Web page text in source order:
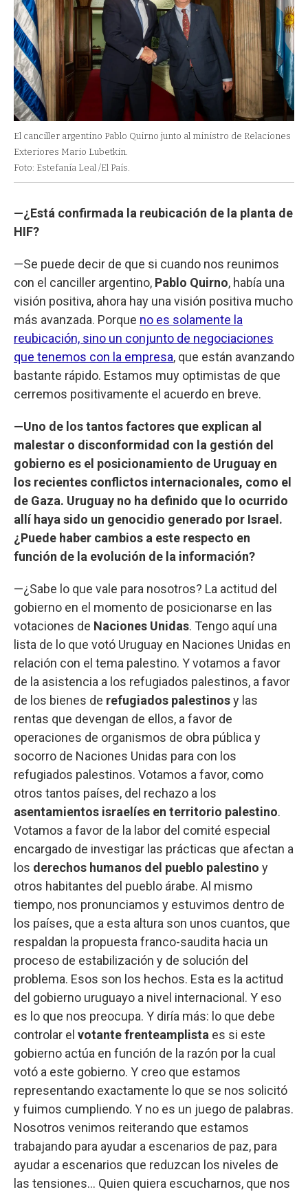
El canciller argentino Pablo Quirno junto al ministro de Relaciones
Exteriores Mario Lubetkin.
Foto: Estefanía Leal /El País.
—¿Está confirmada la reubicación de la planta de
HIF?
—Se puede decir de que si cuando nos reunimos
con el canciller argentino, Pablo Quirno, había una
visión positiva, ahora hay una visión positiva mucho
más avanzada. Porque no es solamente la
reubicación, sino un conjunto de negociaciones
que tenemos con la empresa, que están avanzando
bastante rápido. Estamos muy optimistas de que
cerremos positivamente el acuerdo en breve.
—Uno de los tantos factores que explican al
malestar o disconformidad con la gestión del
gobierno es el posicionamiento de Uruguay en
los recientes conflictos internacionales, como el
de Gaza. Uruguay no ha definido que lo ocurrido
allí haya sido un genocidio generado por Israel.
¿Puede haber cambios a este respecto en
función de la evolución de la información?
—¿Sabe lo que vale para nosotros? La actitud del
gobierno en el momento de posicionarse en las
votaciones de Naciones Unidas. Tengo aquí una
lista de lo que votó Uruguay en Naciones Unidas en
relación con el tema palestino. Y votamos a favor
de la asistencia a los refugiados palestinos, a favor
de los bienes de refugiados palestinosy las
rentas que devengan de ellos, a favor de
operaciones de organismos de obra pública y
socorro de Naciones Unidas para con los
refugiados palestinos. Votamos a favor, como
otros tantos países, del rechazo a los
asentamientos israelíes en territorio palestino.
Votamos a favor de la labor del comité especial
encargado de investigar las prácticas que afectan a
los derechos humanos del pueblo palestino y
otros habitantes del pueblo árabe. Al mismo
tiempo, nos pronunciamos y estuvimos dentro de
los países, que a esta altura son unos cuantos, que
respaldan la propuesta franco-saudita hacia un
proceso de estabilización y de solución del
problema. Esos son los hechos. Esta es la actitud
del gobierno uruguayo a nivel internacional. Y eso
es lo que nos preocupa. Y diría más: lo que debe
controlar el votantefrenteamplista es si este
gobierno actúa en función de la razón por la cual
votó a este gobierno. Y creo que estamos
representando exactamente lo que se nos solicitó
y fuimos cumpliendo. Y no es un juego de palabras.
Nosotros venimos reiterando que estamos
trabajando para ayudar a escenarios de paz, para
ayudar a escenarios que reduzcan los niveles de
las tensiones... Quien quiera escucharnos, que nos